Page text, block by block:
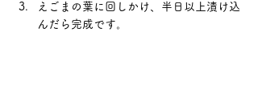
えごまの葉に回しかけ、半日以上漬け込
んだら完成です。